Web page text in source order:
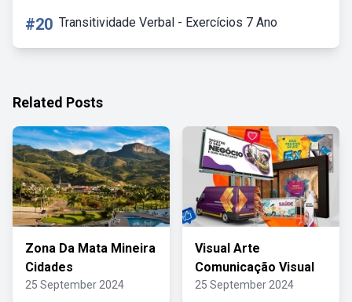
#20 Transitividade Verbal - Exercícios 7 Ano
Related Posts
Zona Da Mata Mineira
Cidades
25 September 2024
Visual Arte
Comunicação Visual
25 September 2024